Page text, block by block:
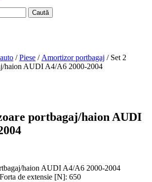
Caută
/Piese /Amortizor portbagaj / Set 2
haion AUDI A4/A6 2000-2004
portbagaj/haion AUDI
haion AUDI A4/A6 2000-2004
de extensie [N]: 650